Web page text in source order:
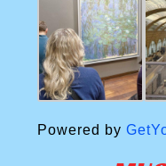
Powered by